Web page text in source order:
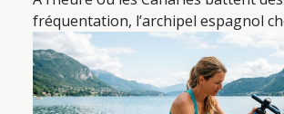
fréquentation, l’archipel espagnol